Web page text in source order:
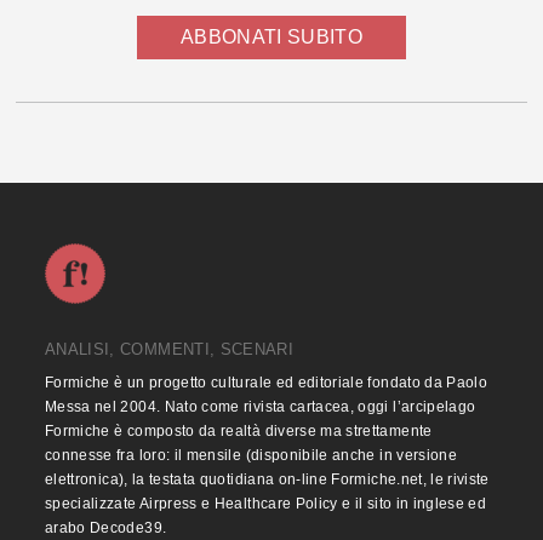
ABBONATI SUBITO
ANALISI, COMMENTI, SCENARI
Formiche è un progetto culturale ed editoriale fondato da Paolo
Messa nel 2004. Nato come rivista cartacea, oggi l’arcipelago
Formiche è composto da realtà diverse ma strettamente
connesse fra loro: il mensile (disponibile anche in versione
elettronica), la testata quotidiana on-line Formiche.net, le riviste
specializzate Airpress e Healthcare Policy e il sito in inglese ed
arabo Decode39.